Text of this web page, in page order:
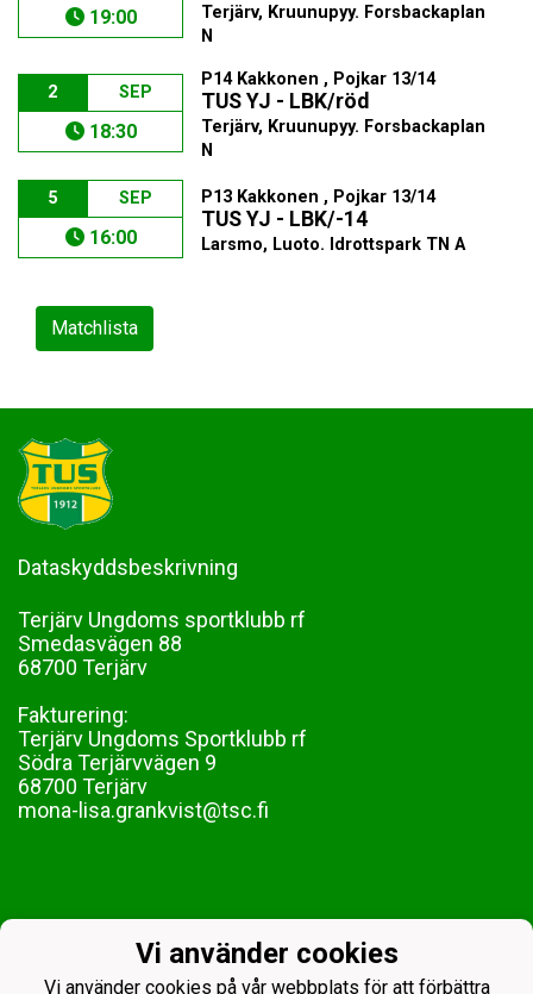
19:00
Terjärv, Kruunupyy. Forsbackaplan
N
2 SEP
18:30
P14 Kakkonen , Pojkar 13/14
TUS YJ - LBK/röd
Terjärv, Kruunupyy. Forsbackaplan
N
5 SEP
16:00
P13 Kakkonen , Pojkar 13/14
TUS YJ - LBK/-14
Larsmo, Luoto. Idrottspark TN A
Matchlista
Dataskyddsbeskrivning
Terjärv Ungdoms sportklubb rf
Smedasvägen 88
68700 Terjärv
Fakturering:
Terjärv Ungdoms Sportklubb rf
Södra Terjärvvägen 9
68700 Terjärv
mona-lisa.grankvist@tsc.fi
Vi använder cookies
Vi använder cookies på vår webbplats för att förbättra